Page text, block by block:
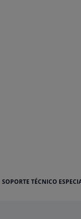
SOPORTE TÉCNICO